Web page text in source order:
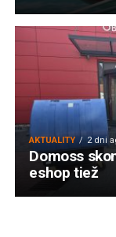
AKTUALITY 2 dni
Domoss
eshop tiež